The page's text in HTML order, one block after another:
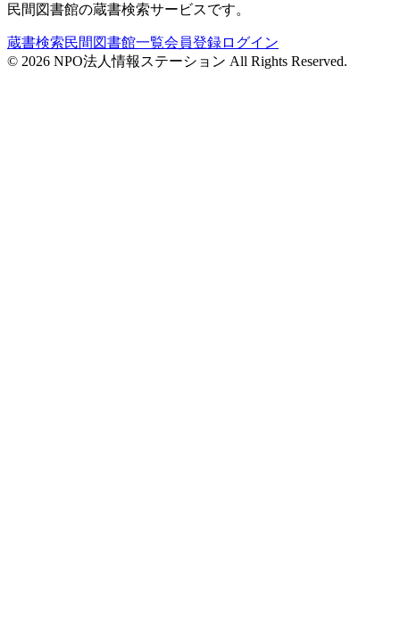
民間図書館の蔵書検索サービスです。
蔵書検索民間図書館一覧会員登録ログイン
© 2026 NPO法人情報ステーション All Rights Reserved.